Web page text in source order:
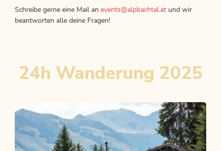
Schreibe gerne eine Mail an events@alpbachtal.at und wir
beantworten alle deine Fragen!
24h Wanderung 2025